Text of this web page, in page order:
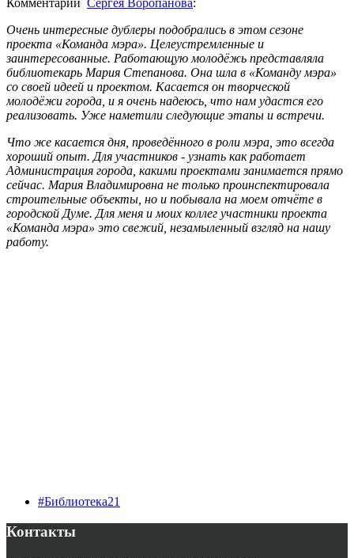
Очень интересные дублеры подобрались в этом сезоне
проекта «Команда мэра». Целеустремленные и
заинтересованные. Работающую молодёжь представляла
библиотекарь Мария Степанова. Она шла в «Команду мэра»
со своей идеей и проектом. Касается он творческой
молодёжи города, и я очень надеюсь, что нам удастся его
реализовать. Уже наметили следующие этапы и встречи.
Что же касается дня, проведённого в роли мэра, это всегда
хороший опыт. Для участников - узнать как работает
Администрация города, какими проектами занимается прямо
сейчас. Мария Владимировна не только проинспектировала
строительные объекты, но и побывала на моем отчёте в
городской Думе. Для меня и моих коллег участники проекта
«Команда мэра» это свежий, незамыленный взгляд на нашу
работу.
#Библиотека21
Контакты